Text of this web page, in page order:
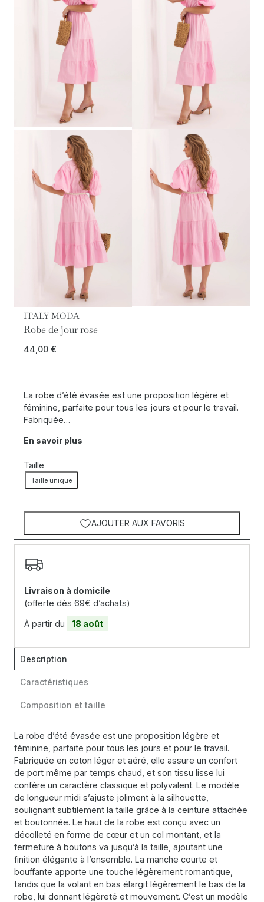
ITALY MODA
Robe de jour rose
44,00 €
La robe d’été évasée est une proposition légère et
féminine, parfaite pour tous les jours et pour le travail.
Fabriquée…
En savoir plus
Taille
Taille unique
AJOUTER AUX FAVORIS
Livraison à domicile
(offerte dès 69€ d’achats)
À partir du 18 août
Description
Caractéristiques
Composition et taille
La robe d’été évasée est une proposition légère et
féminine, parfaite pour tous les jours et pour le travail.
Fabriquée en coton léger et aéré, elle assure un confort
de port même par temps chaud, et son tissu lisse lui
confère un caractère classique et polyvalent. Le modèle
de longueur midi s’ajuste joliment à la silhouette,
soulignant subtilement la taille grâce à la ceinture attachée
et boutonnée. Le haut de la robe est conçu avec un
décolleté en forme de cœur et un col montant, et la
fermeture à boutons va jusqu’à la taille, ajoutant une
finition élégante à l’ensemble. La manche courte et
bouffante apporte une touche légèrement romantique,
tandis que la volant en bas élargit légèrement le bas de la
robe, lui donnant légèreté et mouvement. C’est un modèle